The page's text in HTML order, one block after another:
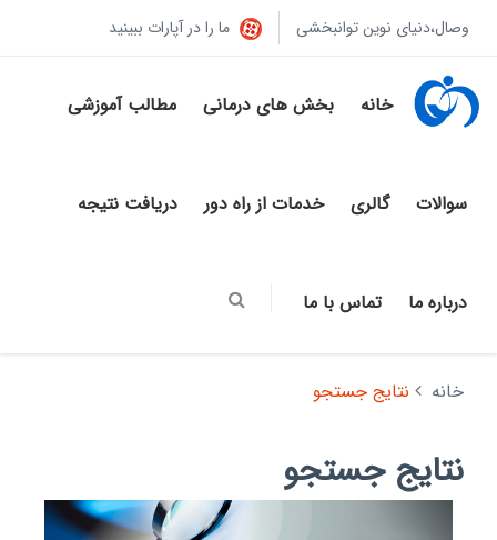
وصال،دنیای نوین توانبخشی ما را در آپارات ببینید
خانه بخش های درمانی مطالب آموزشی
سوالات گالری خدمات از راه دور دریافت نتیجه
درباره ما تماس با ما
خانه نتایج جستجو
نتایج جستجو